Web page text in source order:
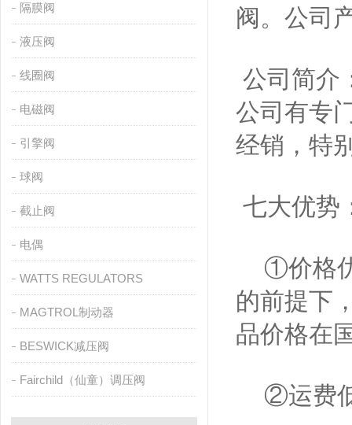
隔膜阀
液压阀
线圈阀
电磁阀
引擎阀
球阀
截止阀
电偶
WATTS REGULATORS
MAGTROL制动器
BESWICK减压阀
Fairchild（仙童）调压阀
阀。公司
公司简介
公司有专
经销，特
七大优势
①价格优
的前提下
品价格在
②运费低